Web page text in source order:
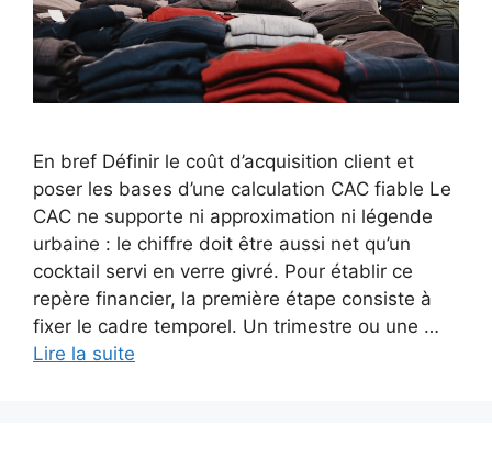
En bref Définir le coût d’acquisition client et
poser les bases d’une calculation CAC fiable Le
CAC ne supporte ni approximation ni légende
urbaine : le chiffre doit être aussi net qu’un
cocktail servi en verre givré. Pour établir ce
repère financier, la première étape consiste à
fixer le cadre temporel. Un trimestre ou une …
Lire la suite